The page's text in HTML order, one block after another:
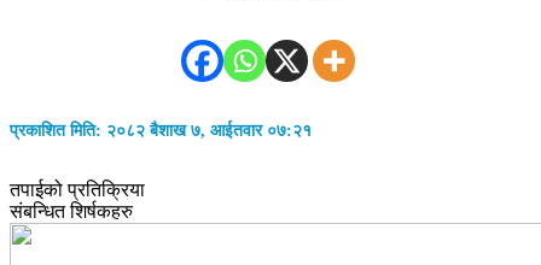
प्रकाशित मिति: २०८२ बैशाख ७, आईतवार ०७:२१
तपाईको प्रतिक्रिया
संबन्धित शिर्षकहरु